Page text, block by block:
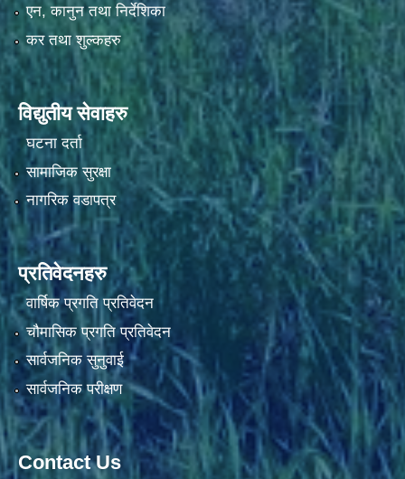
एन, कानुन तथा निर्देशिका
कर तथा शुल्कहरु
विद्युतीय सेवाहरु
घटना दर्ता
सामाजिक सुरक्षा
नागरिक वडापत्र
प्रतिवेदनहरु
वार्षिक प्रगति प्रतिवेदन
चौमासिक प्रगति प्रतिवेदन
सार्वजनिक सुनुवाई
सार्वजनिक परीक्षण
Contact Us